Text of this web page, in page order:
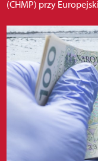
(CHMP) przy